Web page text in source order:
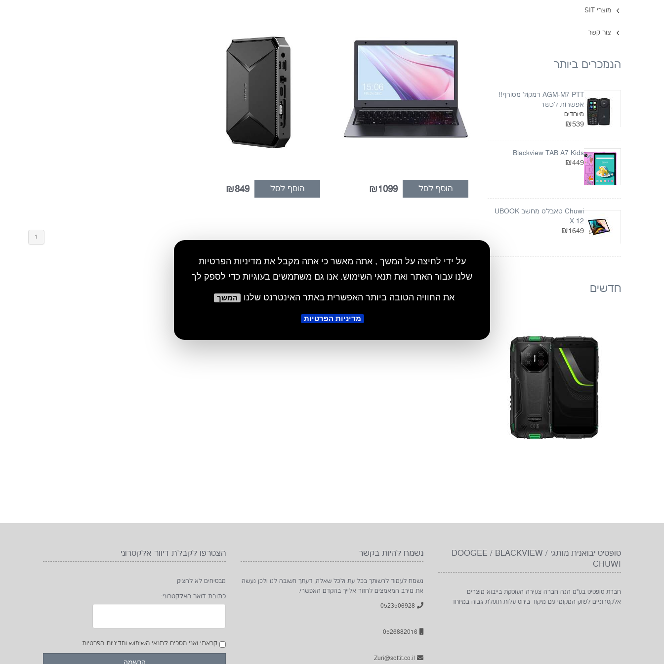
על ידי לחיצה על המשך , אתה מאשר כי אתה מקבל את מדיניות הפרטיות
שלנו עבור האתר ואת תנאי השימוש. אנו גם משתמשים בעוגיות כדי לספק לך
את החוויה הטובה ביותר האפשרית באתר האינטרנט שלנו המשך
מדיניות הפרטיות
מוצרי SIT
צור קשר
הנמכרים ביותר
AGM-M7 PTT רמקול מטורף!!
אפשרות לכשר
מיוחדים
₪539
Blackview TAB A7 Kids
₪449
Chuwi טאבלט מחשב UBOOK
X 12
₪1649
חדשים
הוסף לסל ₪1099 הוסף לסל ₪849
1
סופטיט יבואנית מותגי DOOGEE / BLACKVIEW /
CHUWI
חברת סופטיט בע"מ הנה חברה צעירה העוסקת בייבוא מוצרים
אלקטרוניים לשוק המקומי עם מיקוד ביחס עלות תועלת גבוה במיוחד
נשמח להיות בקשר
נשמח לעמוד לרשותך בכל עת ולכל שאלה, דעתך חשובה לנו ולכן נעשה
את מירב המאמצים לחזור אלייך בהקדם האפשרי.
הצטרפו לקבלת דיוור אלקטרוני
מבטיחים לא להציק
כתובת דואר האלקטרוני:
קראתי ואני מסכים לתנאי השימוש ומדיניות הפרטיות